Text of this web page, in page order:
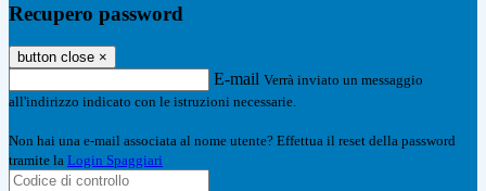
Recupero password
button close ×
E-mail Verrà inviato un messaggio
all'indirizzo indicato con le istruzioni necessarie.
Non hai una e-mail associata al nome utente? Effettua il reset della password
tramite la Login Spaggiari